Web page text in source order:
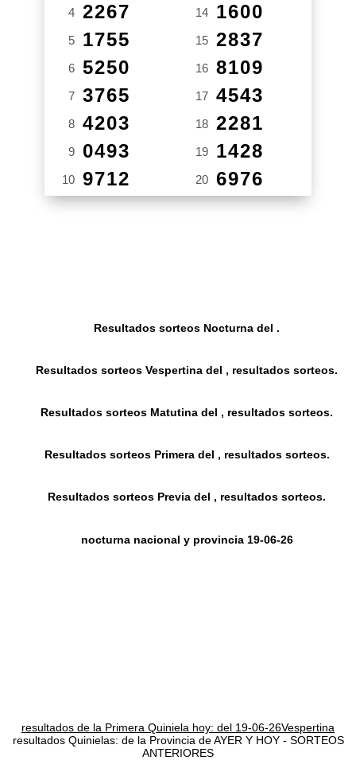
4 2267
5 1755
6 5250
7 3765
8 4203
9 0493
10 9712
14 1600
15 2837
16 8109
17 4543
18 2281
19 1428
20 6976
Resultados sorteos Nocturna del .
Resultados sorteos Vespertina del , resultados sorteos.
Resultados sorteos Matutina del , resultados sorteos.
Resultados sorteos Primera del , resultados sorteos.
Resultados sorteos Previa del , resultados sorteos.
nocturna nacional y provincia 19-06-26
resultados de la Primera Quiniela hoy: del 19-06-26Vespertina
resultados Quinielas: de la Provincia de AYER Y HOY - SORTEOS
ANTERIORES